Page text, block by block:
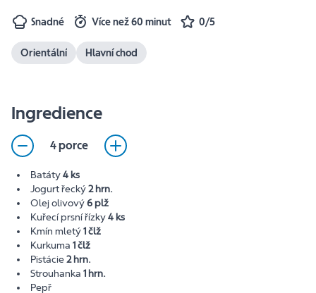
Snadné Více než 60 minut 0/5
Orientální Hlavní chod
Ingredience
4 porce
Batáty4 ks
Jogurt řecký2 hrn.
Olej olivový6 plž
Kuřecí prsní řízky4 ks
Kmín mletý1 člž
Kurkuma 1 člž
Pistácie2 hrn.
Strouhanka 1 hrn.
Pepř